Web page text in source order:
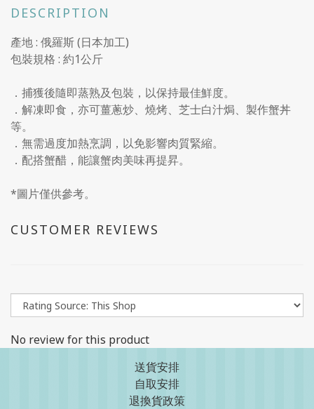
DESCRIPTION
產地 : 俄羅斯 (日本加工)
包裝規格 : 約1公斤
．捕獲後隨即蒸熟及包裝，以保持最佳鮮度。
．解凍即食，亦可薑蔥炒、燒烤、芝士白汁焗、製作蟹丼
等。
．無需過度加熱烹調，以免影響肉質緊縮。
．配搭蟹醋，能讓蟹肉美味再提昇。
*圖片僅供參考。
CUSTOMER REVIEWS
No review for this product
送貨安排
自取安排
退換貨政策